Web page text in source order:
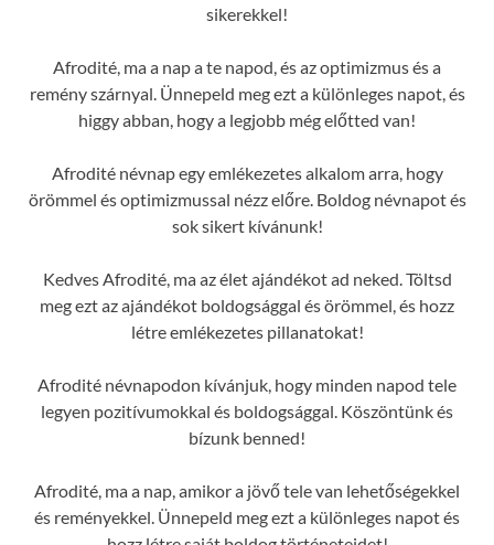
sikerekkel!
Afrodité, ma a nap a te napod, és az optimizmus és a
remény szárnyal. Ünnepeld meg ezt a különleges napot, és
higgy abban, hogy a legjobb még előtted van!
Afrodité névnap egy emlékezetes alkalom arra, hogy
örömmel és optimizmussal nézz előre. Boldog névnapot és
sok sikert kívánunk!
Kedves Afrodité, ma az élet ajándékot ad neked. Töltsd
meg ezt az ajándékot boldogsággal és örömmel, és hozz
létre emlékezetes pillanatokat!
Afrodité névnapodon kívánjuk, hogy minden napod tele
legyen pozitívumokkal és boldogsággal. Köszöntünk és
bízunk benned!
Afrodité, ma a nap, amikor a jövő tele van lehetőségekkel
és reményekkel. Ünnepeld meg ezt a különleges napot és